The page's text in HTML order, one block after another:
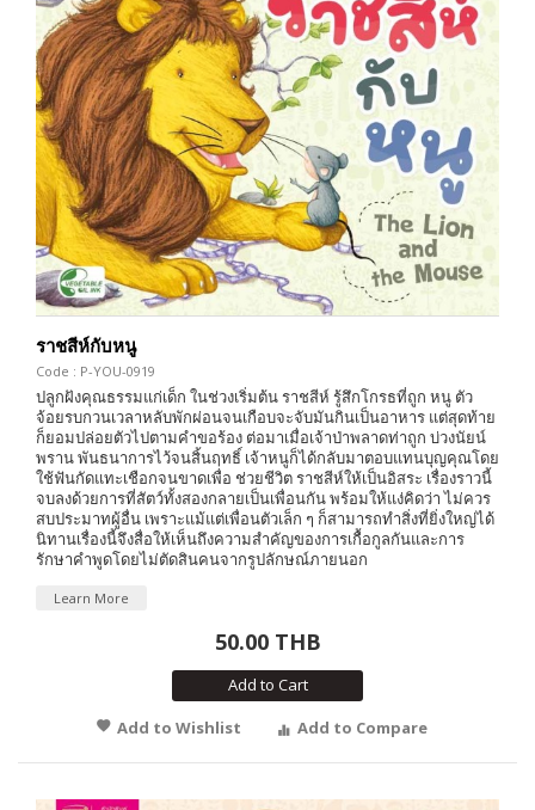
ราชสีห์กับหนู
Code : P-YOU-0919
ปลูกฝังคุณธรรมแก่เด็ก ในช่วงเริ่มต้น ราชสีห์ รู้สึกโกรธที่ถูก หนู ตัว
จ้อยรบกวนเวลาหลับพักผ่อนจนเกือบจะจับมันกินเป็นอาหาร แต่สุดท้าย
ก็ยอมปล่อยตัวไปตามคำขอร้อง ต่อมาเมื่อเจ้าป่าพลาดท่าถูก บ่วงนัยน์
พราน พันธนาการไว้จนสิ้นฤทธิ์ เจ้าหนูก็ได้กลับมาตอบแทนบุญคุณโดย
ใช้ฟันกัดแทะเชือกจนขาดเพื่อ ช่วยชีวิต ราชสีห์ให้เป็นอิสระ เรื่องราวนี้
จบลงด้วยการที่สัตว์ทั้งสองกลายเป็นเพื่อนกัน พร้อมให้แง่คิดว่า ไม่ควร
สบประมาทผู้อื่น เพราะแม้แต่เพื่อนตัวเล็ก ๆ ก็สามารถทำสิ่งที่ยิ่งใหญ่ได้
นิทานเรื่องนี้จึงสื่อให้เห็นถึงความสำคัญของการเกื้อกูลกันและการ
รักษาคำพูดโดยไม่ตัดสินคนจากรูปลักษณ์ภายนอก
Learn More
50.00 THB
Add to Cart
Add to Wishlist
Add to Compare